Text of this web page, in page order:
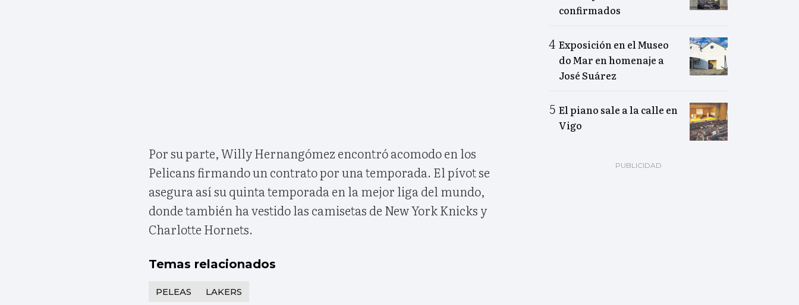
Por su parte, Willy Hernangómez encontró acomodo en los
Pelicans firmando un contrato por una temporada. El pívot se
asegura así su quinta temporada en la mejor liga del mundo,
donde también ha vestido las camisetas de New York Knicks y
Charlotte Hornets.
Temas relacionados
PELEAS LAKERS
confirmados
Exposición en el Museo
do Mar en homenaje a
José Suárez
El piano sale a la calle en
Vigo